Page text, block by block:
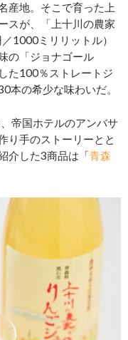
産地。そこで育った上
スが、「上十川の農家
1000ミリリットル）
の「ジョナゴール
た100％ストレートジ
本の希少な味わいだ。
帝国ホテルのアンバサ
り手のストーリーとと
介した3商品は「青森